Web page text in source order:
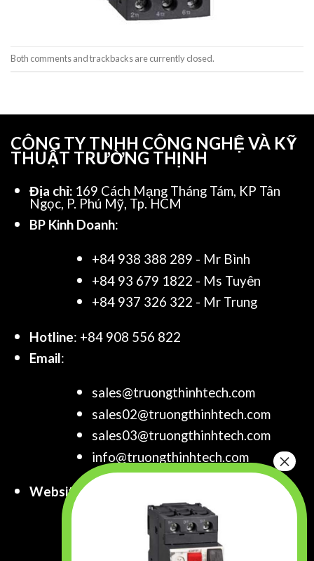
Both comments and trackbacks are currently closed.
CÔNG TY TNHH CÔNG NGHỆ VÀ KỸ
THUẬT TRƯỜNG THỊNH
Địa chỉ: 169 Cách Mạng Tháng Tám, KP Tân
Ngọc, P. Phú Mỹ, Tp. HCM
BP Kinh Doanh:
+84 938 388 289 - Mr Bình
+84 93 679 1822 - Ms Tuyên
+84 937 326 322 - Mr Trung
Hotline: +84 908 556 822
Email:
sales@truongthinhtech.com
sales02@truongthinhtech.com
sales03@truongthinhtech.com
info@truongthinhtech.com
Website:
www.truongthinhtech.com
www.components.com.vn